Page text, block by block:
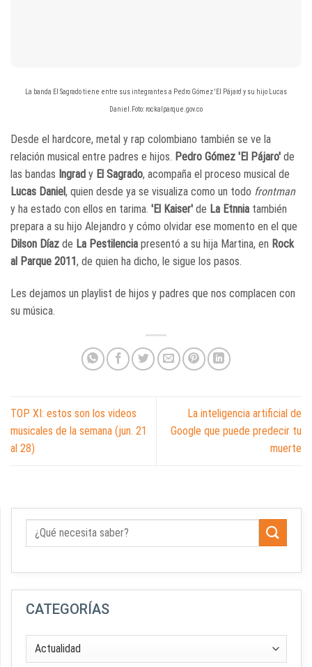
La banda El Sagrado tiene entre sus integrantes a Pedro Gómez 'El Pájaro' y su hijo Lucas
Daniel.Foto: rockalparque.gov.co
Desde el hardcore, metal y rap colombiano también se ve la
relación musical entre padres e hijos. Pedro Gómez 'El Pájaro' de
las bandas Ingrad y El Sagrado, acompaña el proceso musical de
Lucas Daniel, quien desde ya se visualiza como un todo frontman
y ha estado con ellos en tarima. 'El Kaiser' de La Etnnia también
prepara a su hijo Alejandro y cómo olvidar ese momento en el que
Dilson Díaz de La Pestilencia presentó a su hija Martina, en Rock
al Parque 2011 , de quien ha dicho, le sigue los pasos.
Les dejamos un playlist de hijos y padres que nos complacen con
su música.
TOP XI: estos son los videos
musicales de la semana (jun. 21
al 28)
La inteligencia artificial de
Google que puede predecir tu
muerte
CATEGORÍAS